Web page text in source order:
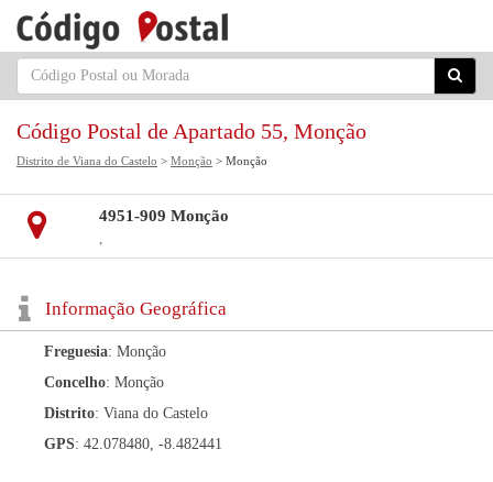
Código Postal de Apartado 55, Monção
Distrito de Viana do Castelo > Monção > Monção
4951-909 Monção
,
Informação Geográfica
Freguesia: Monção
Concelho: Monção
Distrito: Viana do Castelo
GPS: 42.078480, -8.482441